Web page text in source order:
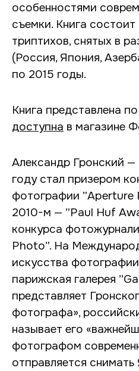
особенностями
съемки. Книга
триптихов, снятых в
(Россия, Япония,
по 2015 годы.
Книга представлена
доступна в магазине
Александр Гронский
году стал призером
фотографии ”Aperture
2010-м — ”Paul Huf
конкурса
Photo”. На
искусства
парижская галерея
представляет
фотографа»,
называет его
фотографом
отправляется